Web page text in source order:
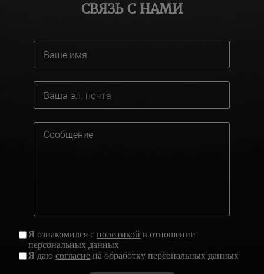
СВЯЗЬ С НАМИ
Я ознакомился сполитикой в отношении
персональных данных
Я даюсогласие на обработку персональных данных